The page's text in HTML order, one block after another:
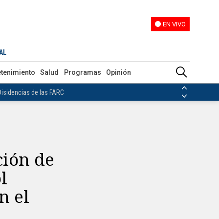
EN VIVO
Salud Programas Opinión
de las FARC
en el Mundial: “Era legal”
de las FARC
de
el